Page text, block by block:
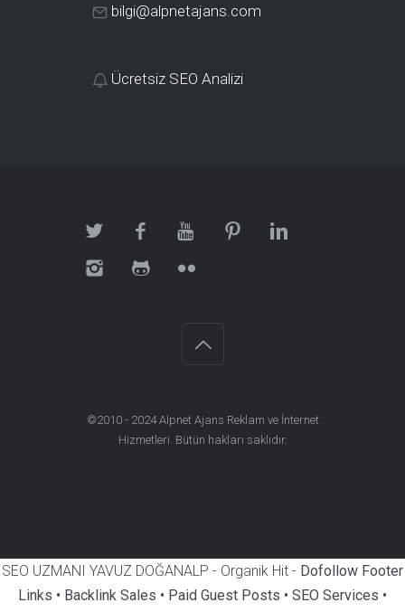
bilgi@alpnetajans.com
Ücretsiz SEO Analizi
©2010 - 2024Alpnet Ajans Reklam ve İnternet
Hizmetleri . Bütün hakları saklıdır.
SEO UZMANI YAVUZ DOĞANALP - Organik Hit - Dofollow Footer
Links • Backlink Sales • Paid Guest Posts • SEO Services •